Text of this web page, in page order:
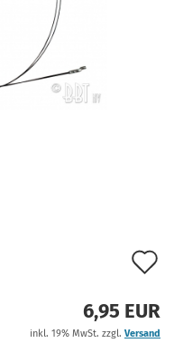
6,95 EUR
inkl. 19% MwSt. zzgl. Versand